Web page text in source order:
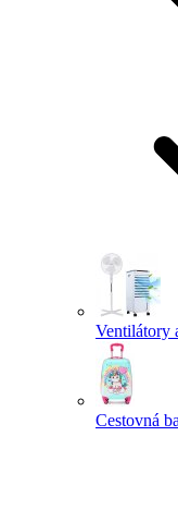
Ventilátory
Cestovná